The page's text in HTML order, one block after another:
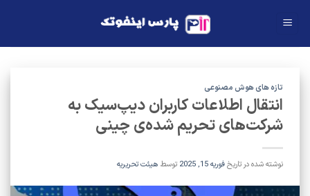
تازه های هوش مصنوعی
انتقال اطلاعات کاربران دیپ‌سیک به
شرکت‌های تحریم‌ شده‌ی چینی
نوشته شده در تاریخفوریه 15, 2025 توسط هیئت تحریریه